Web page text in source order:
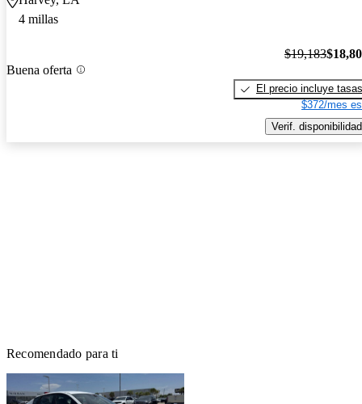
4 millas
Buena oferta
$19,183
El precio incluye tasas
$372/mes
Verif. disponibilidad
Recomendado para ti